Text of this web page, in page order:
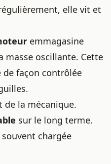
elle vit et
emmagasine
masse oscillante. Cette
de façon contrôlée
de la mécanique.
sur le long terme.
chargée